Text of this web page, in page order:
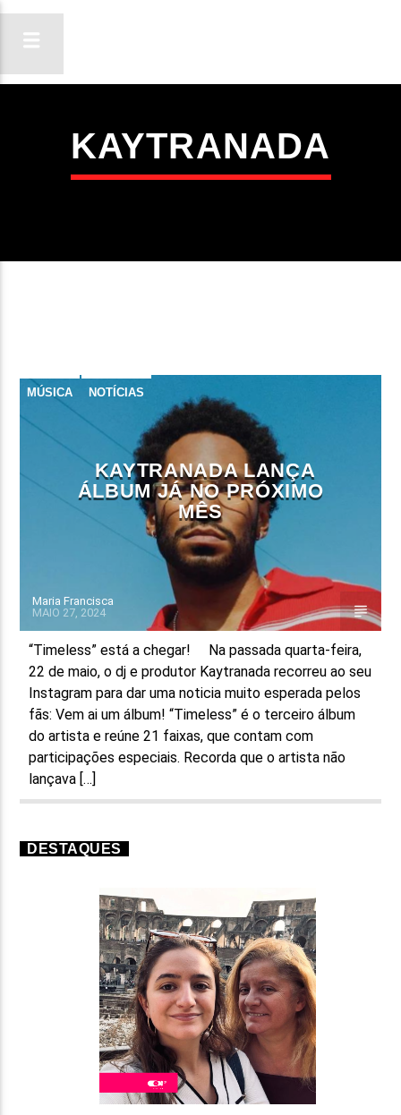
ON FM
LIGA-TE
FAIXA ATUAL
TÍTULO
ARTISTA
ON FM
KAYTRANADA
MÚSICA NOTÍCIAS
KAYTRANADA LANÇA
ÁLBUM JÁ NO PRÓXIMO
MÊS
Maria Francisca
MAIO 27, 2024
“Timeless” está a chegar! Na passada quarta-feira,
22 de maio, o dj e produtor Kaytranada recorreu ao seu
Instagram para dar uma noticia muito esperada pelos
fãs: Vem ai um álbum! “Timeless” é o terceiro álbum
do artista e reúne 21 faixas, que contam com
participações especiais. Recorda que o artista não
lançava […]
DESTAQUES